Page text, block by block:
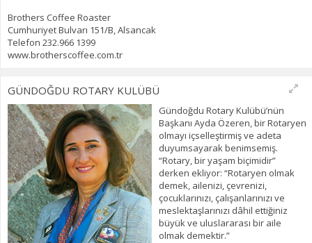
Brothers Coffee Roaster
Cumhuriyet Bulvarı 151/B, Alsancak
Telefon 232.966 1399
www.brotherscoffee.com.tr
GÜNDOĞDU ROTARY KULÜBÜ
Gündoğdu Rotary Kulübü’nün
Başkanı Ayda Özeren, bir Rotaryen
olmayı içselleştirmiş ve adeta
duyumsayarak benimsemiş.
“Rotary, bir yaşam biçimidir”
derken ekliyor: “Rotaryen olmak
demek, ailenizi, çevrenizi,
çocuklarınızı, çalışanlarınızı ve
meslektaşlarınızı dâhil ettiğiniz
büyük ve uluslararası bir aile
olmak demektir.”